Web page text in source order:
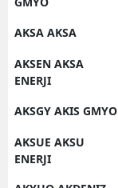
AKSA AKSA
AKSEN AKSA
ENERJI
AKSGY AKIS GMYO
AKSUE AKSU
ENERJI